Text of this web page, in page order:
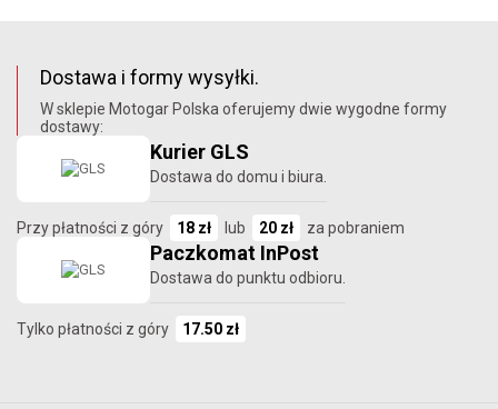
Dostawa i formy wysyłki.
W sklepie Motogar Polska oferujemy dwie wygodne formy
dostawy:
Kurier GLS
Dostawa do domu i biura.
Przy płatności z góry 18 zł lub 20 zł za pobraniem
Paczkomat InPost
Dostawa do punktu odbioru.
Tylko płatności z góry 17.50 zł